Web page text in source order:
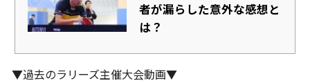
者が漏らした意外な感想と
は？
▼過去のラリーズ主催大会動画▼